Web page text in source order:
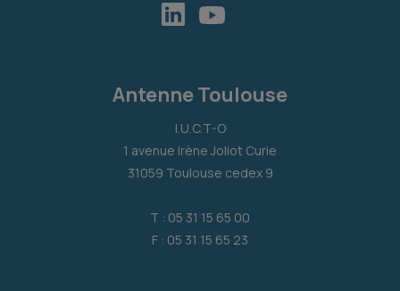
Antenne Toulouse
I.U.C.T-O
1 avenue Irène Joliot Curie
31059 Toulouse cedex 9
T : 05 31 15 65 00
F : 05 31 15 65 23